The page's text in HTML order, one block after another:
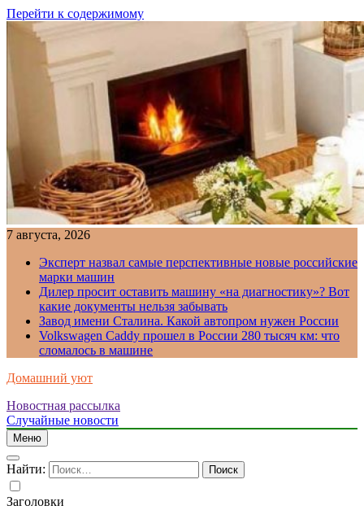
Перейти к содержимому
7 августа, 2026
Эксперт назвал самые перспективные новые российские
марки машин
Дилер просит оставить машину «на диагностику»? Вот
какие документы нельзя забывать
Завод имени Сталина. Какой автопром нужен России
Volkswagen Caddy прошел в России 280 тысяч км: что
сломалось в машине
Домашний уют
Новостная рассылка
Случайные новости
Меню
Найти:
Заголовки